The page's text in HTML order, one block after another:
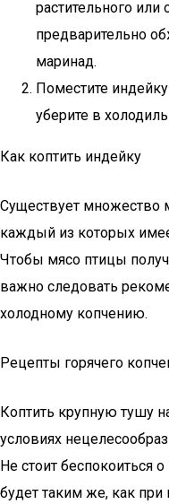
растительного
предварительно
маринад.
Поместите
уберите в
Как коптить индейку
Существует множество
каждый из которых
Чтобы мясо птицы
важно следовать
холодному копчению.
Рецепты горячего
Коптить крупную тушу
условиях
Не стоит беспокоиться
будет таким же, как